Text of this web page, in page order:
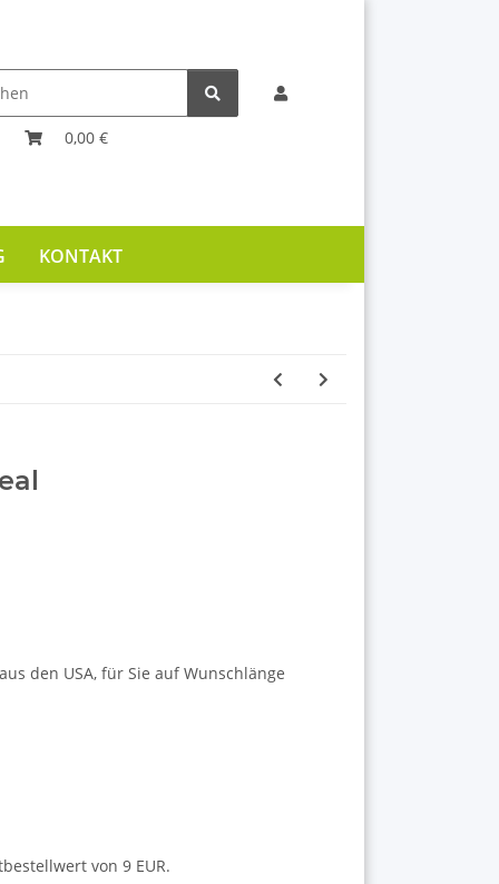
0,00 €
KONTAKT
den USA, für Sie auf Wunschlänge
von 9 EUR.